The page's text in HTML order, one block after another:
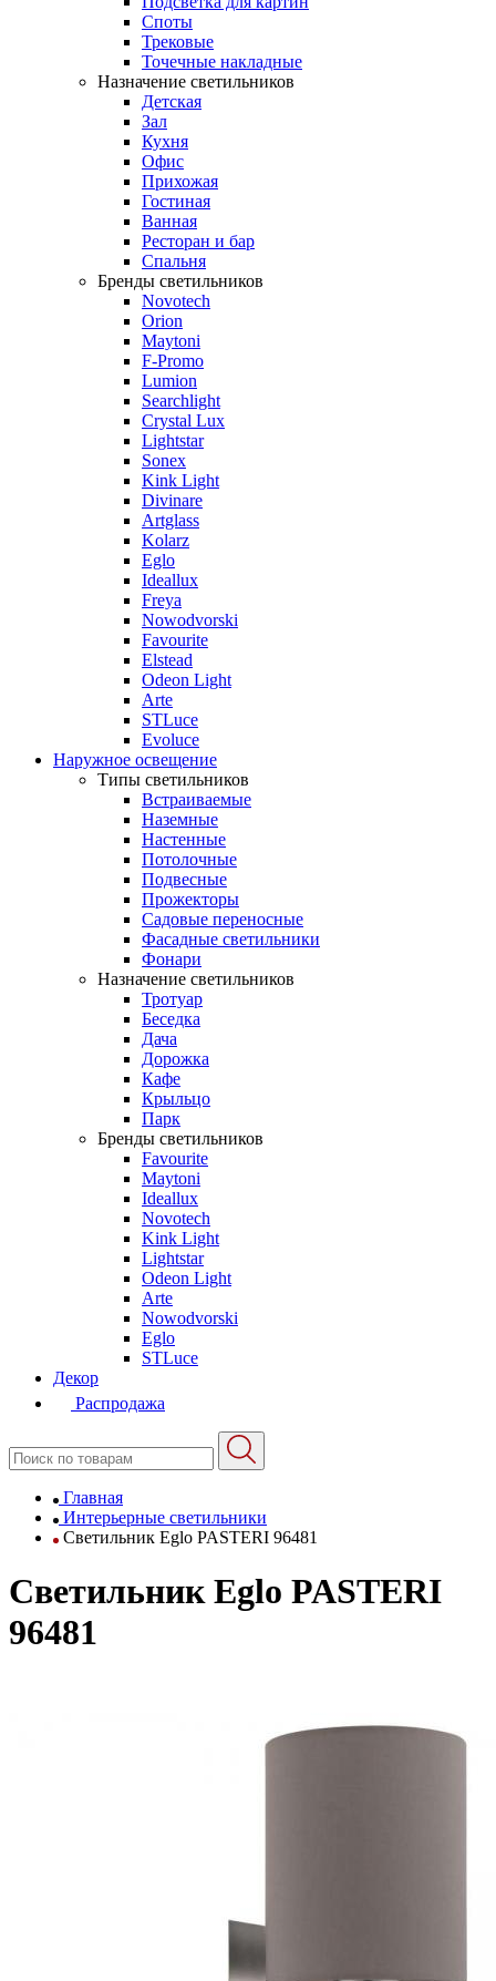
Споты
Трековые
Точечные накладные
Назначение светильников
Детская
Зал
Кухня
Офис
Прихожая
Гостиная
Ванная
Ресторан и бар
Спальня
Бренды светильников
Novotech
Orion
Maytoni
F-Promo
Lumion
Searchlight
Crystal Lux
Lightstar
Sonex
Kink Light
Divinare
Artglass
Kolarz
Eglo
Ideallux
Freya
Nowodvorski
Favourite
Elstead
Odeon Light
Arte
STLuce
Evoluce
Наружное освещение
Типы светильников
Встраиваемые
Наземные
Настенные
Потолочные
Подвесные
Прожекторы
Садовые переносные
Фасадные светильники
Фонари
Назначение светильников
Тротуар
Беседка
Дача
Дорожка
Кафе
Крыльцо
Парк
Бренды светильников
Favourite
Maytoni
Ideallux
Novotech
Kink Light
Lightstar
Odeon Light
Arte
Nowodvorski
Eglo
STLuce
Декор
Распродажа
Главная
Интерьерные светильники
Светильник Eglo PASTERI 96481
Светильник Eglo PASTERI
96481